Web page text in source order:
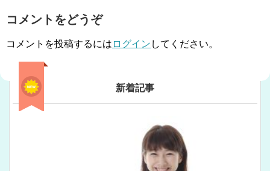
コメントをどうぞ
コメントを投稿するには ログイン してください。
新着記事